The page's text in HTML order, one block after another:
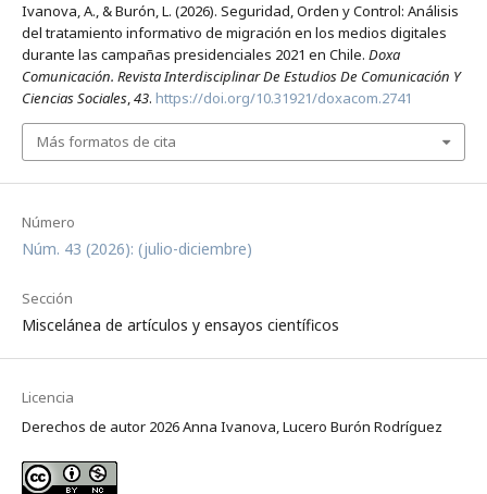
Número
Núm. 43 (2026): (julio-diciembre)
Sección
Miscelánea de artículos y ensayos científicos
Licencia
Derechos de autor 2026 Anna Ivanova, Lucero Burón Rodríguez
Ivanova, A., & Burón, L. (2026). Seguridad, Orden y Control: Análisis
del tratamiento informativo de migración en los medios digitales
durante las campañas presidenciales 2021 en Chile. Doxa
Comunicación. Revista Interdisciplinar De Estudios De Comunicación Y
Ciencias Sociales,43. https://doi.org/10.31921/doxacom.2741
Más formatos de cita